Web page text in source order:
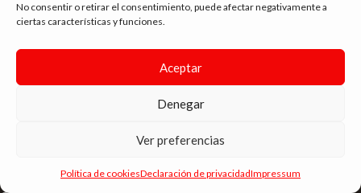
No consentir o retirar el consentimiento, puede afectar negativamente a
ciertas características y funciones.
Aceptar
Denegar
Ver preferencias
Política de cookiesDeclaración de privacidadImpressum
BALI AROMA WATER/KIWI/STRAW
LONGFILL
BALI AROMA WATERMELON KIWI
16.95